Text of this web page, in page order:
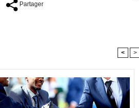
Partager
< >